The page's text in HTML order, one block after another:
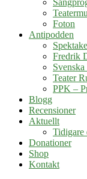
Foton
Antipodden
Fredrik
Teater
PPK –
Blogg
Recensioner
Aktuellt
Tidigare
Donationer
Shop
Kontakt